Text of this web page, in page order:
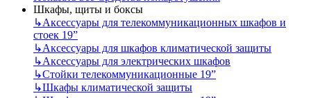
Шкафы, щиты и боксы
↳Аксессуары для телекоммуникационных шкафов и
стоек 19”
↳Аксессуары для шкафов климатической защиты
↳Аксессуары для электрических шкафов
↳Стойки телекоммуникационные 19”
↳Шкафы климатической защиты